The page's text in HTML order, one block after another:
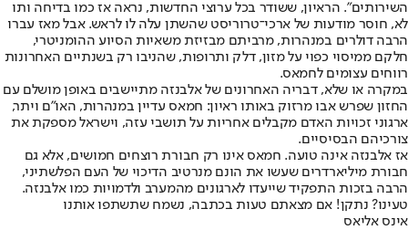
השירותים". הראיון, ששודר בכל ערוצי החדשות, נראה אז כמו בדיחה ותו
לא, חוסר מודעות של ארכי־טרוריסט שהשתן עלה לו לראש. אבל מאז עברו
הרבה דולרים במנהרות, מרביתם מבזיזת משאיות הסיוע ההומניטרי,
חלקם ממיסוי כפוי על מזון, דלק ותרופות, שהניבו רק בשנתיים האחרונות
רווחים עצומים לחמאס.
במקרה או שלא, דבריה האחרונים של אלבנזה מתיישבים באופן מושלם עם
החזון שפרש אבו מרזוק באותו ראיון: חמאס עדיין במנהרות, האו"ם ויתר,
ארגוני זכויות האדם מקבלים אחריות על תושבי עזה, וישראל מספקת את
צורכיהם הבסיסיים.
אז אלבנזה אינה טועה. חמאס אינו רק חבורת רוצחים חמושים, אלא גם
חבורת מיליארדרים שעשו את הונם מנרטיב הדיכוי של העם הפלשתיני,
הרבה בזכות התפקיד שייעדו לארגונים מהמערב ולדמויות כמו אלבנזה.
טעינו? נתקן! אם מצאתם טעות בכתבה, נשמח שתשתפו אותנו
אינס אליאס